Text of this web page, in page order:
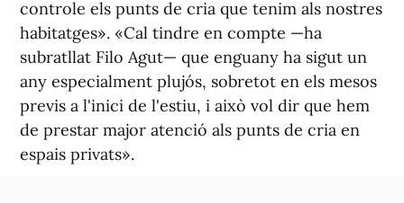
controle els punts de cria que tenim als nostres
habitatges». «Cal tindre en compte —ha
subratllat Filo Agut— que enguany ha sigut un
any especialment plujós, sobretot en els mesos
previs a l'inici de l'estiu, i això vol dir que hem
de prestar major atenció als punts de cria en
espais privats».